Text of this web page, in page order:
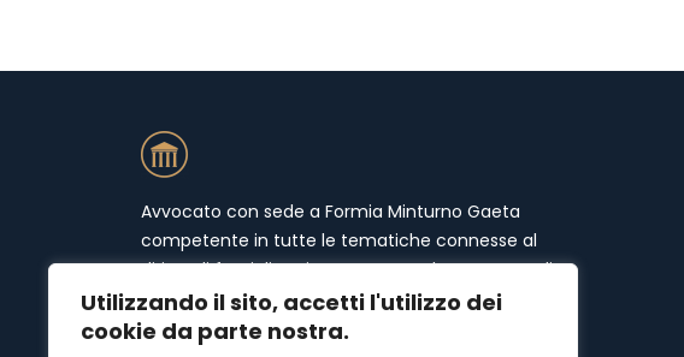
Utilizzando il sito, accetti l'utilizzo dei
cookie da parte nostra.
Avvocato con sede a Formia Minturno Gaeta
competente in tutte le tematiche connesse al
diritto di famiglia. Mi occupo prevalentemente di
materie quali separazioni (separazione
consensuale e separazione giudiziale), divorzi